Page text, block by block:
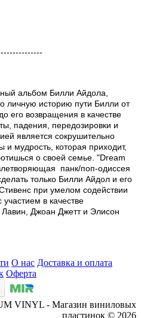
альбом Билли Айдола,
личную историю пути Билли от
его возвращения в качестве
падения, передозировки и
является сокрушительно
мудрость, которая приходит,
о своей семье. "Dream
панк/поп-одиссея
только Билли Айдол и его
при умелом содействии
в качестве
Джоан Джетт и Элисон
О нас Доставка и оплата
Оферта
VINYL - Магазин виниловых
пластинок © 2026